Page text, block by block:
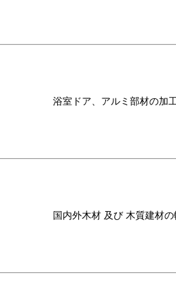
浴室ドア、アルミ部材の加
国内外木材 及び 木質建材の